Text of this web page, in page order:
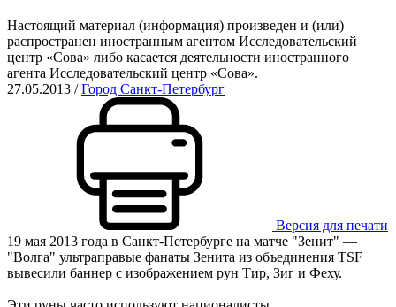
Настоящий материал (информация) произведен и (или)
распространен иностранным агентом Исследовательский
центр «Сова» либо касается деятельности иностранного
агента Исследовательский центр «Сова».
27.05.2013 /Город Санкт-Петербург
Версия для печати
19 мая 2013 года в Санкт-Петербурге на матче "Зенит" —
"Волга" ультраправые фанаты Зенита из объединения TSF
вывесили баннер с изображением рун Тир, Зиг и Феху.